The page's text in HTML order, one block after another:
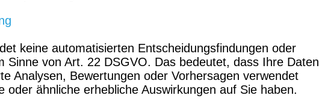
keine automatisierten Entscheidungsfindungen oder
Sinne von Art. 22 DSGVO. Das bedeutet, dass Ihre Daten
Analysen, Bewertungen oder Vorhersagen verwendet
oder ähnliche erhebliche Auswirkungen auf Sie haben.